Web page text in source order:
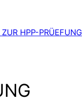
ZUR HPP-PRÜEFUNG